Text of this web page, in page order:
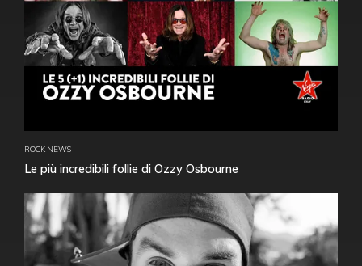
ROCK NEWS
Le più incredibili follie di Ozzy Osbourne